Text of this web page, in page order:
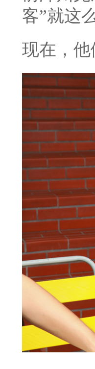
客”就这
现在，